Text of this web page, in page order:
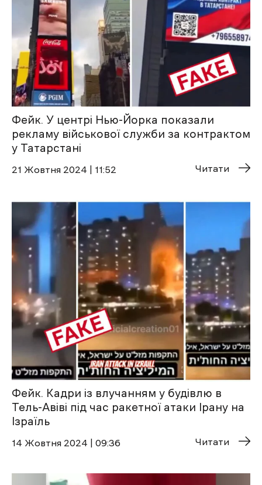
Фейк. У центрі Нью-Йорка показали
рекламу військової служби за контрактом
у Татарстані
21 Жовтня 2024 | 11:52 Читати
Фейк. Кадри із влучанням у будівлю в
Тель-Авіві під час ракетної атаки Ірану на
Ізраїль
14 Жовтня 2024 | 09:36 Читати